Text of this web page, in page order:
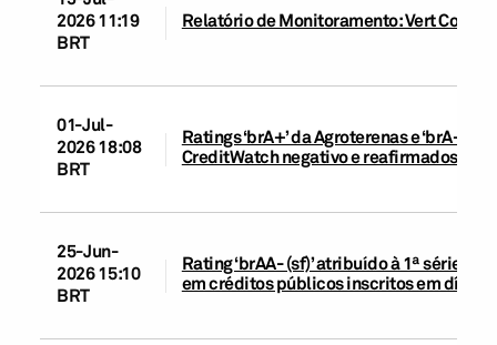
2026 11:19
BRT
Relatório de Monitoramento: Vert
01-Jul-
2026 18:08
BRT
Ratings ‘brA+’ da Agroterenas e ‘brA+
CreditWatch negativo e reafirmados;
25-Jun-
2026 15:10
BRT
Rating ‘brAA- (sf)’ atribuído à 1ª série
em créditos públicos inscritos em dívida